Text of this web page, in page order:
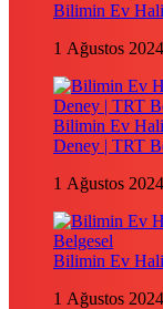
Bilimin Ev Hali
1 Ağustos 2024
Bilimin Ev Hali
Deney | TRT
1 Ağustos 2024
Bilimin Ev
1 Ağustos 2024